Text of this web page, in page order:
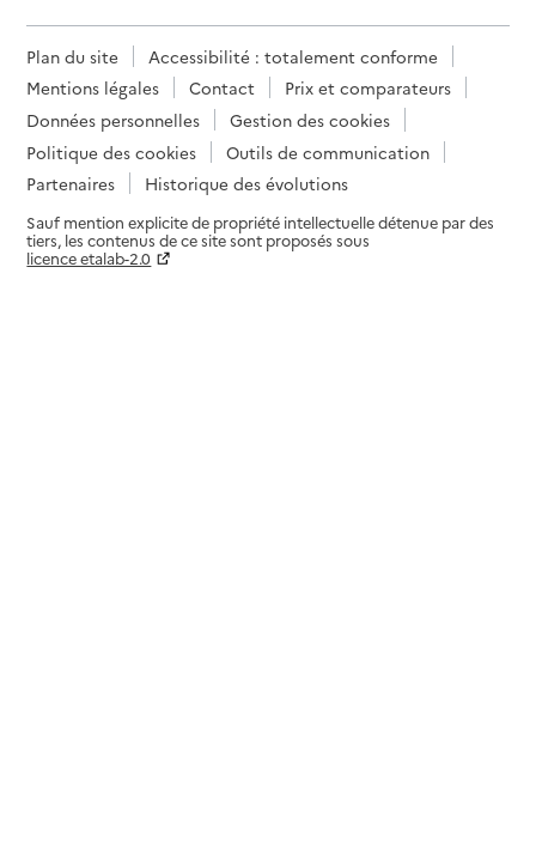
Plan du site
Accessibilité : totalement conforme
Mentions légales
Contact
Prix et comparateurs
Données personnelles
Gestion des cookies
Politique des cookies
Outils de communication
Partenaires
Historique des évolutions
Sauf mention explicite de propriété intellectuelle détenue par des
tiers, les contenus de ce site sont proposés sous
licence etalab-2.0